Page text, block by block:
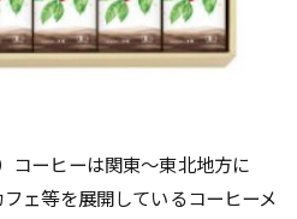
コーヒーは関東～東北地方に
ェ等を展開しているコーヒーメ